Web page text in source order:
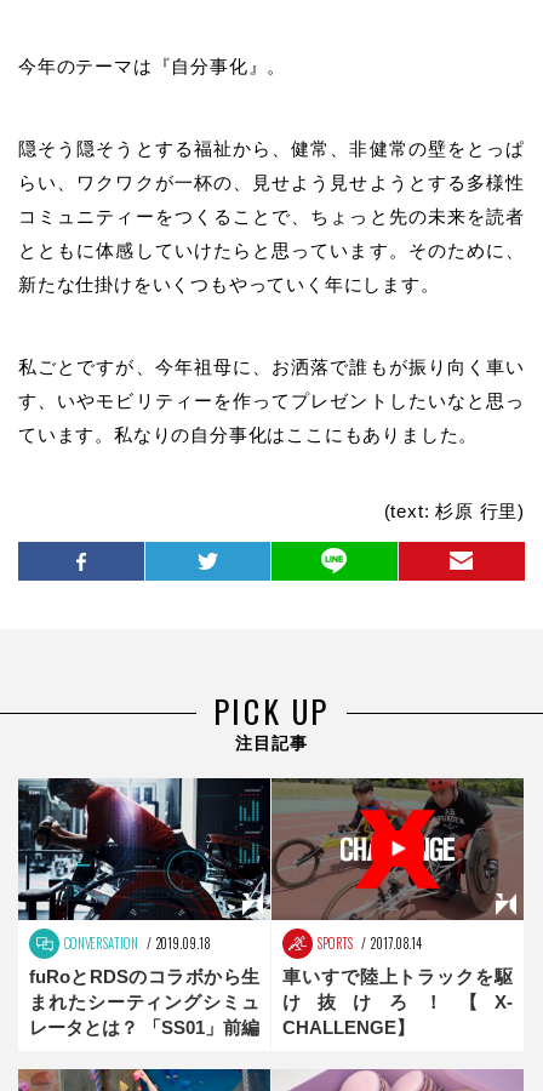
今年のテーマは『自分事化』。
隠そう隠そうとする福祉から、健常、非健常の壁をとっぱ
らい、ワクワクが一杯の、見せよう見せようとする多様性
コミュニティーをつくることで、ちょっと先の未来を読者
とともに体感していけたらと思っています。そのために、
新たな仕掛けをいくつもやっていく年にします。
私ごとですが、 今年祖母に、お洒落で誰もが振り向く車い
す、いやモビリティーを作ってプレゼントしたいなと思っ
ています。私なりの自分事化はここにもありました。
(text: 杉原 行里)
PICK UP
注目記事
CONVERSATION 2019.09.18
fuRoとRDSのコラボから生
まれたシーティングシミュ
レータとは？ 「SS01」前編
SPORTS 2017.08.14
車いすで陸上トラックを駆
け抜けろ！【X-
CHALLENGE】